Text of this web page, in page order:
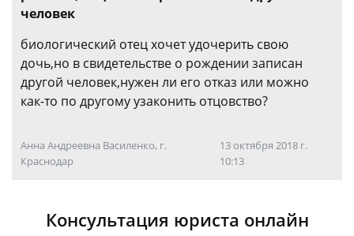
человек
биологический отец хочет удочерить свою
дочь,но в свидетельстве о рождении записан
другой человек,нужен ли его отказ или можно
как-то по другому узаконить отцовство?
Анна Андреевна Василенко, г.
Краснодар
13 октября 2018 г.
10:13
Консультация юриста онлайн